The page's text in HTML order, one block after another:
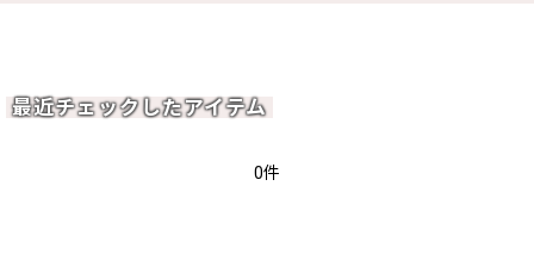
最近チェックしたアイテム
0件